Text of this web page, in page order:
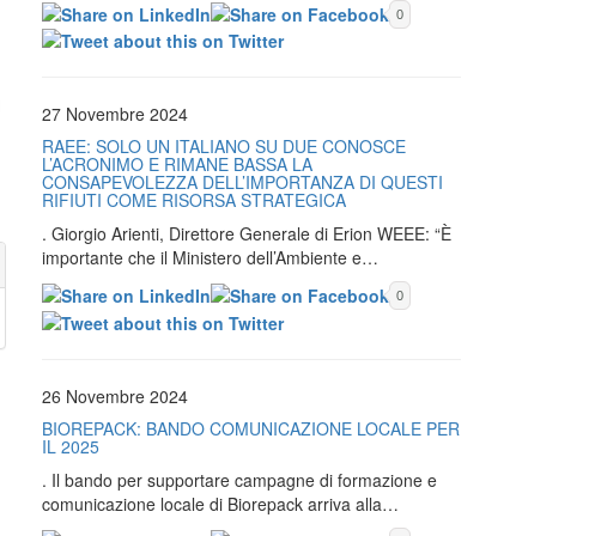
0
27 Novembre 2024
RAEE: SOLO UN ITALIANO SU DUE CONOSCE
L’ACRONIMO E RIMANE BASSA LA
CONSAPEVOLEZZA DELL’IMPORTANZA DI QUESTI
RIFIUTI COME RISORSA STRATEGICA
. Giorgio Arienti, Direttore Generale di Erion WEEE: “È
importante che il Ministero dell’Ambiente e…
0
26 Novembre 2024
BIOREPACK: BANDO COMUNICAZIONE LOCALE PER
IL 2025
. Il bando per supportare campagne di formazione e
comunicazione locale di Biorepack arriva alla…